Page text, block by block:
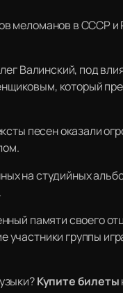
меломанов в СССР
Валинский, под
который
песен оказали
на студийных
памяти своего
группы
Купите билеты